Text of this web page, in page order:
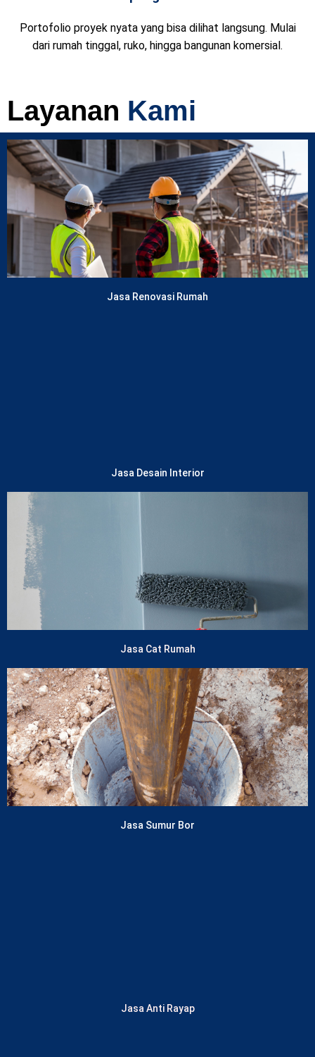
Portofolio proyek nyata yang bisa dilihat langsung. Mulai
dari rumah tinggal, ruko, hingga bangunan komersial.
Layanan Kami
Lihat Layanan
Jasa Renovasi Rumah
Jasa Desain Interior
Jasa Cat Rumah
Lihat Layanan
Jasa Sumur Bor
Jasa Anti Rayap